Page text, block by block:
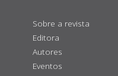
Sobre a revista
Editora
Autores
Eventos